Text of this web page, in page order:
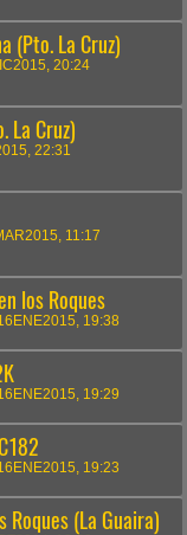
(Pto. La Cruz)
20:24
La Cruz)
22:31
11:17
los Roques
19:38
19:29
19:23
Roques (La Guaira)